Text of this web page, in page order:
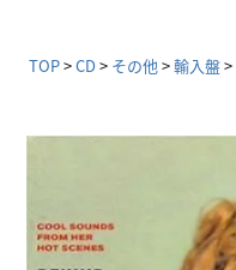
TOP CD その他 輸入盤